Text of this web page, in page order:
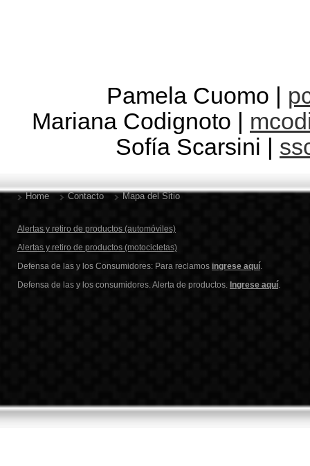
Pamela Cuomo |
Mariana Codignoto |
Sofía Scarsini |
Home Contacto Mapa del Sitio
Alertas y retiro de productos (automóviles)
Alertas y retiro de productos (motocicletas)
Defensa de las y los Consumidores: Para reclamos ingrese aquí.
Defensa de las y los consumidores. Alerta de productos. Ingrese aquí.